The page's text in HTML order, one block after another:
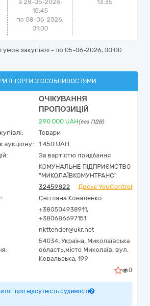
з 28-05-2026,
15:45
по 08-06-2026,
01:00
13:35
умов закупівлі - по 05-06-2026, 00:00
ТОРГИ З ОСОБЛИВОСТЯМИ
ОЧІКУВАННЯ
ПРОПОЗИЦІЙ
290 000 UAH(без ПДВ)
Товари
аукціону:
1 450 UAH
За вартістю придбання
КОМУНАЛЬНЕ ПІДПРИЄМСТВО
"МИКОЛАЇВКОМУНТРАНС"
32459822
Досьє YouControl
Світлана Коваленко
+380504938911,
+380686697151
nkttender@ukr.net
54034, Україна, Миколаївська
область,місто Миколаїв, вул.
Ковальська, 199
0
про відсутність судимості